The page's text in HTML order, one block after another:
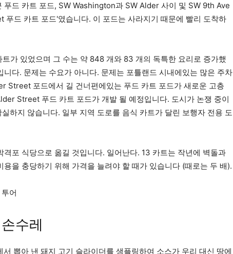
푸드 카트 포드, SW Washington과 SW Alder 사이 및 SW 9th Ave
드 카트 포드'였습니다. 이 포드는 사라지기 때문에 빨리 도착하
가 있었으며 그 수는 약 848 개와 83 개의 독특한 요리로 증가했
다. 문제는 수요가 아니다. 문제는 포틀랜드 시내에있는 많은 주차
Street 포드에서 길 건너편에있는 푸드 카트 포드가 새로운 고층
Street 푸드 카트 포드가 개발 될 예정입니다. 도시가 논쟁 중이
하지 않습니다. 일부 지역 도로를 음식 카트가 달린 보행자 전용 도
포 식당으로 옮길 것입니다. 일어난다. 13 카트는 작년에 벽돌과
을 충당하기 위해 가격을 늘려야 할 때가 있습니다 (때로는 두 배).
수레
뽑아 낸 돼지 고기 슬라이더를 샘플링하여 소스가 우리 대신 땅에